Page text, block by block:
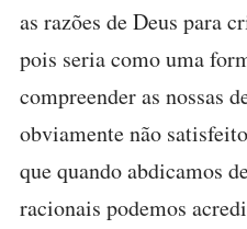
as razões de Deus para
pois seria como uma
compreender as nossas
obviamente não
que quando abdicamos
racionais podemos